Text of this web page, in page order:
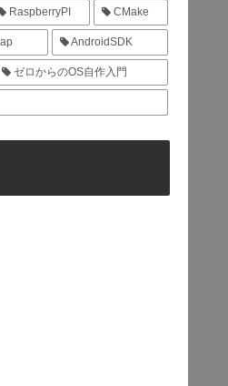
RaspberryPI CMake
AndroidSDK
ゼロからのOS自作入門